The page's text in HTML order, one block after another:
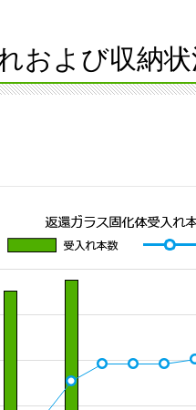
および収納